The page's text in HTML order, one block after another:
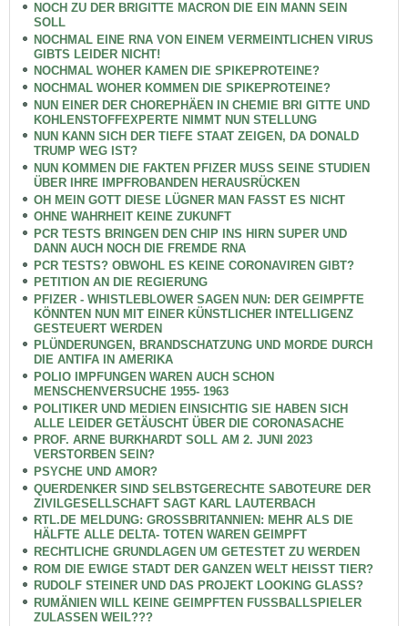
NOCH ZU DER BRIGITTE MACRON DIE EIN MANN SEIN
SOLL
NOCHMAL EINE RNA VON EINEM VERMEINTLICHEN VIRUS
GIBTS LEIDER NICHT!
NOCHMAL WOHER KAMEN DIE SPIKEPROTEINE?
NOCHMAL WOHER KOMMEN DIE SPIKEPROTEINE?
NUN EINER DER CHOREPHÄEN IN CHEMIE BRI GITTE UND
KOHLENSTOFFEXPERTE NIMMT NUN STELLUNG
NUN KANN SICH DER TIEFE STAAT ZEIGEN, DA DONALD
TRUMP WEG IST?
NUN KOMMEN DIE FAKTEN PFIZER MUSS SEINE STUDIEN
ÜBER IHRE IMPFROBANDEN HERAUSRÜCKEN
OH MEIN GOTT DIESE LÜGNER MAN FASST ES NICHT
OHNE WAHRHEIT KEINE ZUKUNFT
PCR TESTS BRINGEN DEN CHIP INS HIRN SUPER UND
DANN AUCH NOCH DIE FREMDE RNA
PCR TESTS? OBWOHL ES KEINE CORONAVIREN GIBT?
PETITION AN DIE REGIERUNG
PFIZER - WHISTLEBLOWER SAGEN NUN: DER GEIMPFTE
KÖNNTEN NUN MIT EINER KÜNSTLICHER INTELLIGENZ
GESTEUERT WERDEN
PLÜNDERUNGEN, BRANDSCHATZUNG UND MORDE DURCH
DIE ANTIFA IN AMERIKA
POLIO IMPFUNGEN WAREN AUCH SCHON
MENSCHENVERSUCHE 1955- 1963
POLITIKER UND MEDIEN EINSICHTIG SIE HABEN SICH
ALLE LEIDER GETÄUSCHT ÜBER DIE CORONASACHE
PROF. ARNE BURKHARDT SOLL AM 2. JUNI 2023
VERSTORBEN SEIN?
PSYCHE UND AMOR?
QUERDENKER SIND SELBSTGERECHTE SABOTEURE DER
ZIVILGESELLSCHAFT SAGT KARL LAUTERBACH
RTL.DE MELDUNG: GROSSBRITANNIEN: MEHR ALS DIE
HÄLFTE ALLE DELTA- TOTEN WAREN GEIMPFT
RECHTLICHE GRUNDLAGEN UM GETESTET ZU WERDEN
ROM DIE EWIGE STADT DER GANZEN WELT HEISST TIER?
RUDOLF STEINER UND DAS PROJEKT LOOKING GLASS?
RUMÄNIEN WILL KEINE GEIMPFTEN FUSSBALLSPIELER
ZULASSEN WEIL???